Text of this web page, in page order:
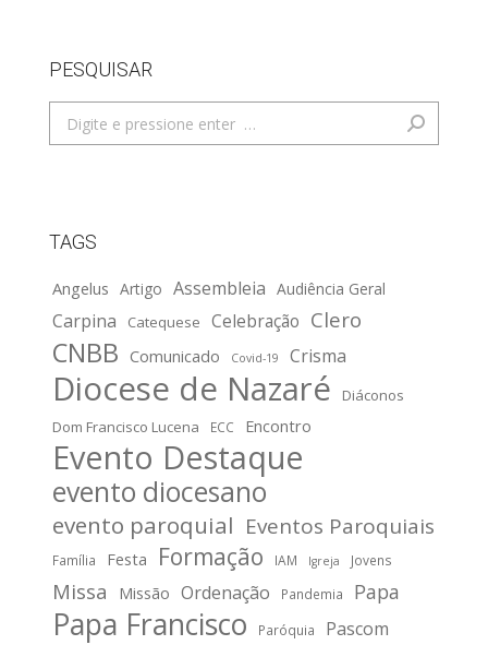
PESQUISAR
Search:
TAGS
Angelus Artigo Assembleia Audiência Geral
Carpina Catequese Celebração Clero
CNBB Comunicado Covid-19 Crisma
Diocese de Nazaré
Diáconos
Dom Francisco Lucena
ECC Encontro
Evento Destaque
evento diocesano
evento paroquial Eventos Paroquiais
Família Festa Formação IAM Igreja Jovens
Missa Missão Ordenação Pandemia Papa
Papa Francisco Paróquia
Pascom